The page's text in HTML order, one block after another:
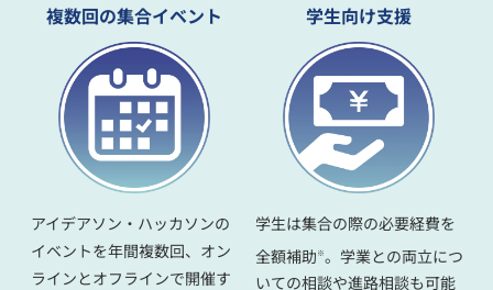
複数回の集合イベント
アイデアソン・ハッカソンの
イベントを年間複数回、オン
ラインとオフラインで開催す
学生向け支援
学生は集合の際の必要経費を
全額補助 ※。学業との両立につ
いての相談や進路相談も可能